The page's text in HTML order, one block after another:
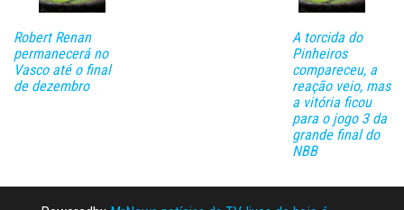
Robert Renan
permanecerá no
Vasco até o final
de dezembro
A torcida do
Pinheiros
compareceu, a
reação veio, mas
a vitória ficou
para o jogo 3 da
grande final do
NBB